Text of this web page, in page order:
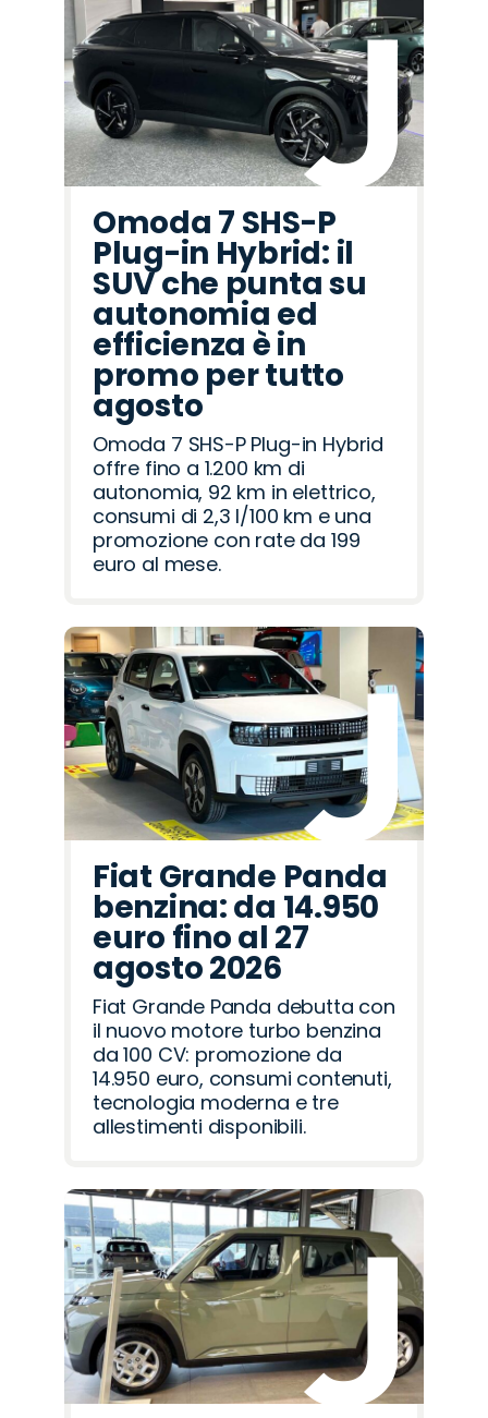
Omoda 7 SHS-P
Plug-in Hybrid: il
SUV che punta su
autonomia ed
efficienza è in
promo per tutto
agosto
Omoda 7 SHS-P Plug-in Hybrid
offre fino a 1.200 km di
autonomia, 92 km in elettrico,
consumi di 2,3 l/100 km e una
promozione con rate da 199
euro al mese.
Fiat Grande Panda
benzina: da 14.950
euro fino al 27
agosto 2026
Fiat Grande Panda debutta con
il nuovo motore turbo benzina
da 100 CV: promozione da
14.950 euro, consumi contenuti,
tecnologia moderna e tre
allestimenti disponibili.